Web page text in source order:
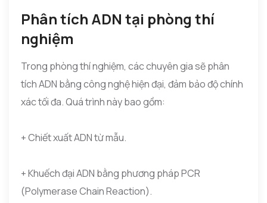
Phân tích ADN tại phòng thí
nghiệm
Trong phòng thí nghiệm, các chuyên gia sẽ phân
tích ADN bằng công nghệ hiện đại, đảm bảo độ chính
xác tối đa. Quá trình này bao gồm:
+ Chiết xuất ADN từ mẫu.
+ Khuếch đại ADN bằng phương pháp PCR
(Polymerase Chain Reaction).